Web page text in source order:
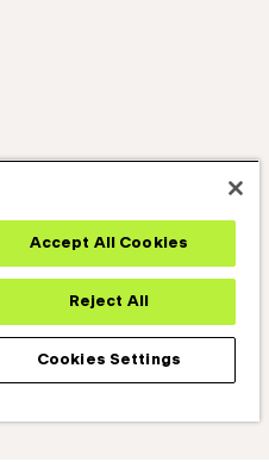
Accept All Cookies
Reject All
Cookies Settings